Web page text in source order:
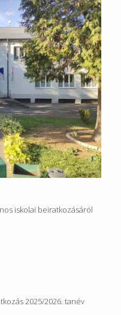
iskolai beiratkozásáról
2025/2026. tanév